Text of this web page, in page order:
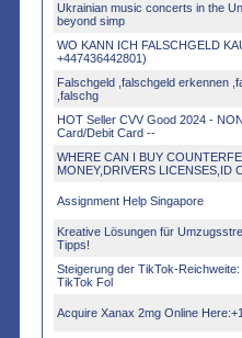
Ukrainian music concerts in the
beyond simp
WO KANN ICH FALSCHGELD
+447436442801)
Falschgeld ,falschgeld erkennen
,falschg
HOT Seller CVV Good 2024 -
Card/Debit Card --
WHERE CAN I BUY
MONEY,DRIVERS LICENSES,ID
Assignment Help Singapore
Kreative Lösungen für
Tipps!
Steigerung der TikTok-
TikTok Fol
Acquire Xanax 2mg Online